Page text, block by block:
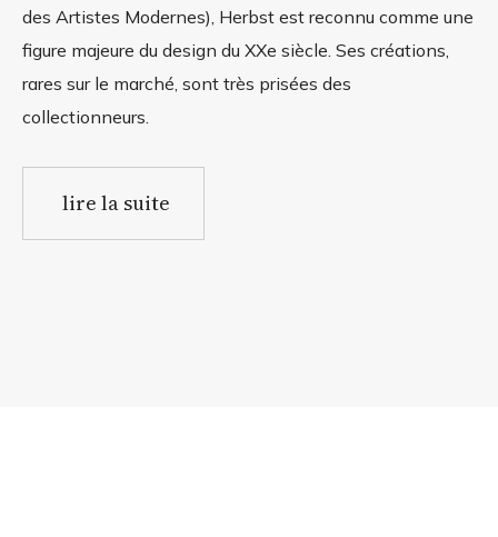
des Artistes Modernes), Herbst est reconnu comme une
figure majeure du design du XXe siècle. Ses créations,
rares sur le marché, sont très prisées des
collectionneurs.
lire la suite